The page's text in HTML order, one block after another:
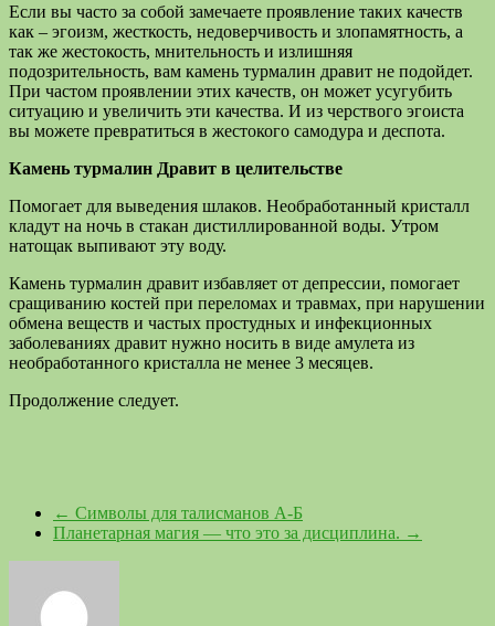
Если вы часто за собой замечаете проявление таких качеств
как – эгоизм, жесткость, недоверчивость и злопамятность, а
так же жестокость, мнительность и излишняя
подозрительность, вам камень турмалин дравит не подойдет.
При частом проявлении этих качеств, он может усугубить
ситуацию и увеличить эти качества. И из черствого эгоиста
вы можете превратиться в жестокого самодура и деспота.
Камень турмалин Дравит в целительстве
Помогает для выведения шлаков. Необработанный кристалл
кладут на ночь в стакан дистиллированной воды. Утром
натощак выпивают эту воду.
Камень турмалин дравит избавляет от депрессии, помогает
сращиванию костей при переломах и травмах, при нарушении
обмена веществ и частых простудных и инфекционных
заболеваниях дравит нужно носить в виде амулета из
необработанного кристалла не менее 3 месяцев.
Продолжение следует.
← Символы для талисманов А-Б
Планетарная магия — что это за дисциплина. →